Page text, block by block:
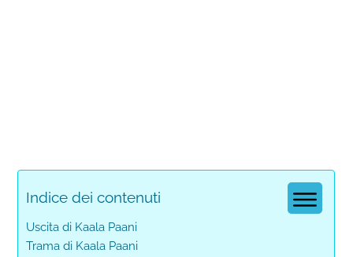
Indice dei contenuti
Uscita di Kaala Paani
Trama di Kaala Paani